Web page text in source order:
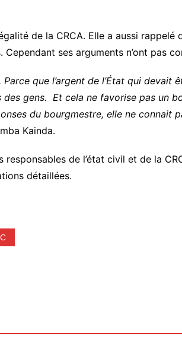
de la CRCA. Elle a aussi rappelé
ses arguments n’ont pas
que l’argent de l’État qui devait
des gens. Et cela ne favorise pas un
du bourgmestre, elle ne connait
Kainda.
de l’état civil et de la
détaillées.